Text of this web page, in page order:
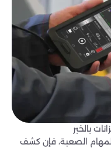
بالخبر
الصعبة، فإن كشف